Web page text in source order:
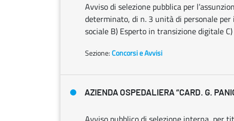
Avviso di selezione pubblica per
determinato, di n. 3 unità di personale
sociale B) Esperto in transizione digitale
Sezione:Concorsi e Avvisi
AZIENDA OSPEDALIERA “CARD. G.